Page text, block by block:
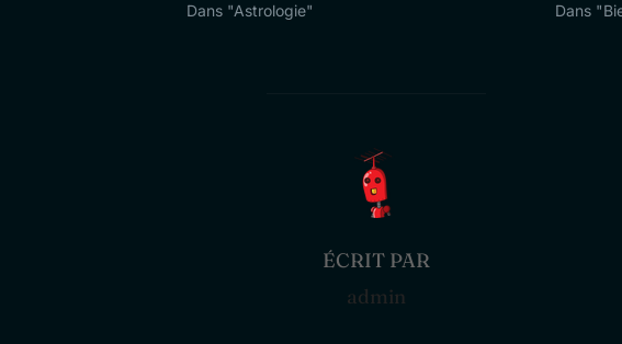
Dans "Astrologie"
Dans
AUTEUR DE LA PUBLICATION
ÉCRIT PAR
admin